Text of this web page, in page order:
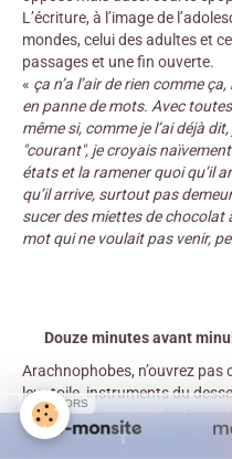
L’écriture, à l’image de
mondes, celui des adultes et
passages et une fin ouverte.
« ça n’a l’air de rien comme
en panne de mots. Avec
même si, comme je l’ai déjà
"courant", je croyais
états et la ramener quoi qu’il
qu’il arrive, surtout pas
sucer des miettes de chocolat
mot qui ne voulait pas venir,
Douze minutes avant
Arachnophobes, n’ouvrez pas
leur toile, instruments du
venin destisseuses de rêves,
de leur donner, lors de crises
SPONSORS